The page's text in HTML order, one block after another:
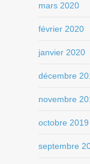
mars 2020
février 2020
janvier 2020
décembre
novembre
octobre 2019
septembre